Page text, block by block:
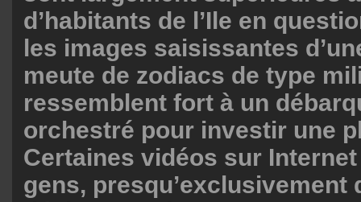
d’habitants de l’Ile en
les images saisissantes
meute de zodiacs de type
ressemblent fort à un
orchestré pour investir une
Certaines vidéos sur
gens, presqu’exclusivement